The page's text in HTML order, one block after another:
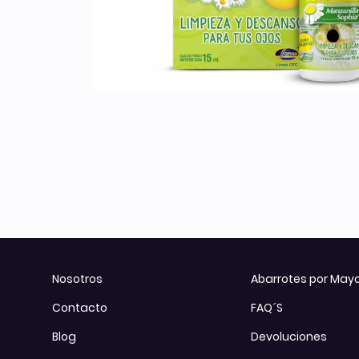
Todos los Productos
Nosotros
Contacto
Blog
Abarrotes por
FAQ´S
Devoluciones